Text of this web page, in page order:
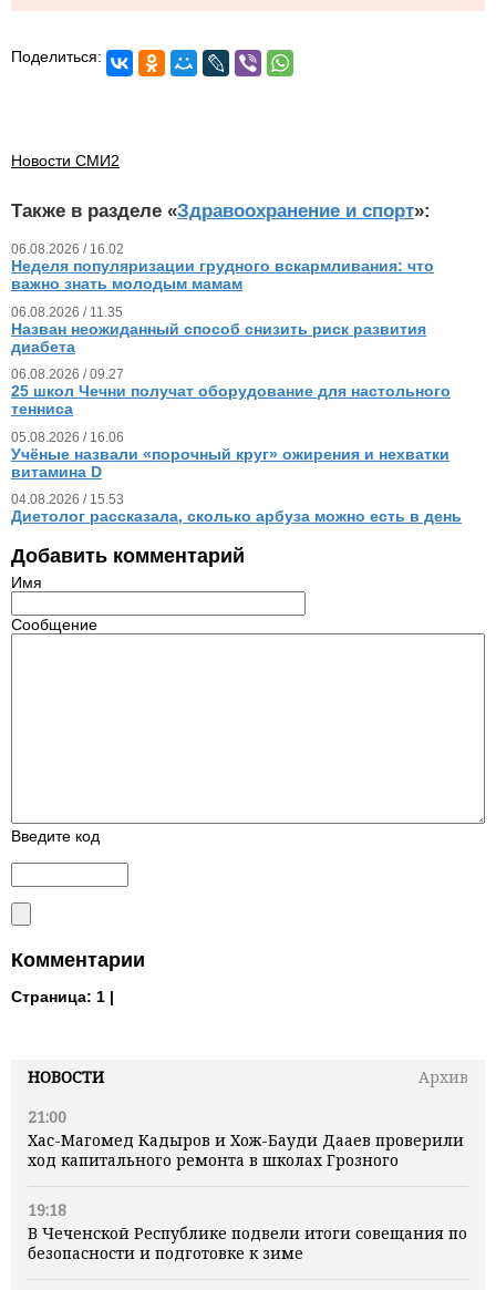
НОВОСТИ
Архив
21:00
Хас-Магомед Кадыров и Хож-Бауди Дааев проверили
ход капитального ремонта в школах Грозного
19:18
В Чеченской Республике подвели итоги совещания по
безопасности и подготовке к зиме
Поделиться:
Новости СМИ2
Также в разделе «Здравоохранение и спорт»:
06.08.2026 / 16.02
Неделя популяризации грудного вскармливания: что
важно знать молодым мамам
06.08.2026 / 11.35
Назван неожиданный способ снизить риск развития
диабета
06.08.2026 / 09.27
25 школ Чечни получат оборудование для настольного
тенниса
05.08.2026 / 16.06
Учёные назвали «порочный круг» ожирения и нехватки
витамина D
04.08.2026 / 15.53
Диетолог рассказала, сколько арбуза можно есть в день
Добавить комментарий
Имя
Сообщение
Введите код
Комментарии
Страница: 1 |